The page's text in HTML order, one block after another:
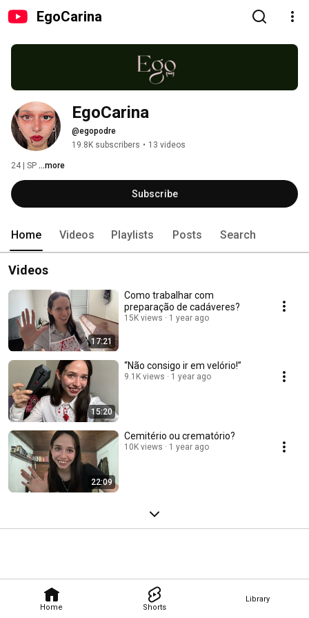
EgoCarina
Home Shorts
Library
EgoCarina
@egopodre
19.8K subscribers • 13 videos
24 | SP ...more
Subscribe
Home Videos Playlists Posts Search
Videos
17:21
Como trabalhar com
preparação de cadáveres?
15K views 1 year ago
15:20
“Não consigo ir em velório!”
9.1K views 1 year ago
22:09
Cemitério ou crematório?
10K views 1 year ago